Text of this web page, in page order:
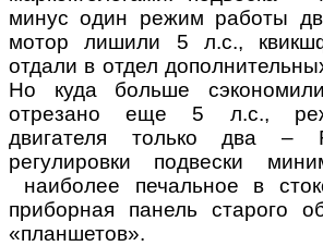
минус один режим работы
мотор лишили 5 л.с.,
отдали в отдел
Но куда больше
отрезано еще 5 л.с.,
двигателя только два –
регулировки подвески
наиболее печальное в
приборная панель старого
«планшетов».